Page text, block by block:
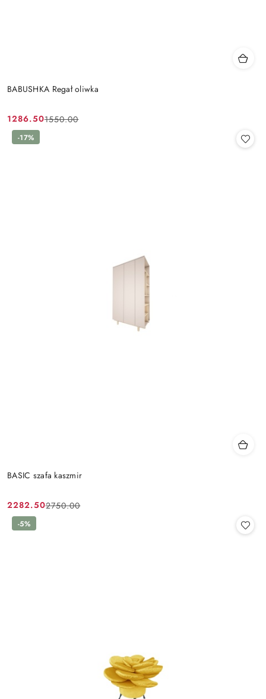
BABUSHKA Regał oliwka
Cena
promocyjna:
1286.50
Cena
przed
1550.00
BASIC szafa kaszmir
Cena
promocyjna:
2282.50
Cena
przed
2750.00
-17%
-5%